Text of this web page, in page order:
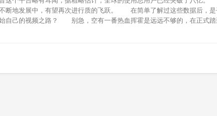
断地发展中，有望再次进行质的飞跃。 在简单了解过这些数据后，
自己的视频之路？ 别急，空有一番热血挥霍是远远不够的，在正式